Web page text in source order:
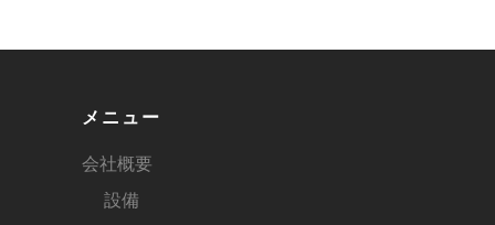
メニュー
会社概要
設備